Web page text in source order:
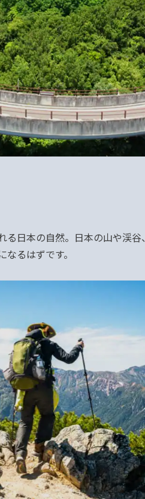
日本の自然。日本の山や渓谷、
るはずです。